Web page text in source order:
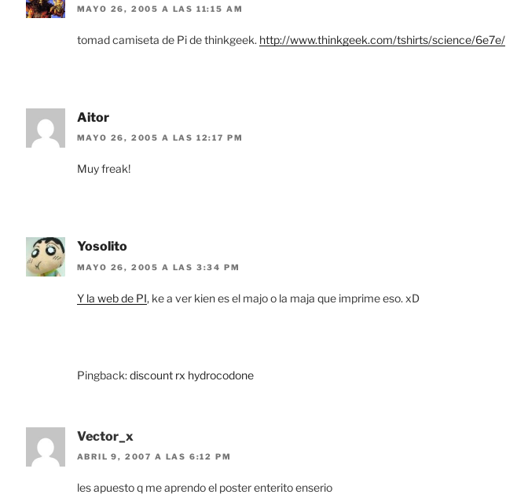
MAYO 26, 2005 A LAS 11:15 AM
tomad camiseta de Pi de thinkgeek. http://www.thinkgeek.com/tshirts/science/6e7e/
Aitor
MAYO 26, 2005 A LAS 12:17 PM
Muy freak!
Yosolito
MAYO 26, 2005 A LAS 3:34 PM
Y la web de PI, ke a ver kien es el majo o la maja que imprime eso. xD
Pingback:discount rx hydrocodone
Vector_x
ABRIL 9, 2007 A LAS 6:12 PM
les apuesto q me aprendo el poster enterito enserio